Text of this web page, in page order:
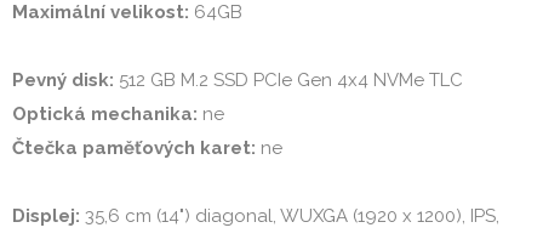
Maximální velikost: 64GB
Pevný disk:
Optická mechanika:
Čtečka paměťových karet: ne
Displej: 35,6 cm (14") diagonal, WUXGA (1920 x 1200), IPS,